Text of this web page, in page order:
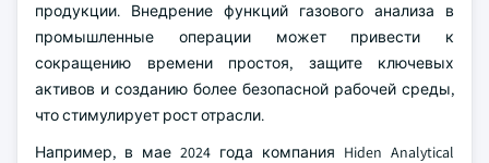
продукции. Внедрение функций газового анализа в
промышленные операции может привести к
сокращению времени простоя, защите ключевых
активов и созданию более безопасной рабочей среды,
что стимулирует рост отрасли.
Например, в мае 2024 года компания Hiden Analytical